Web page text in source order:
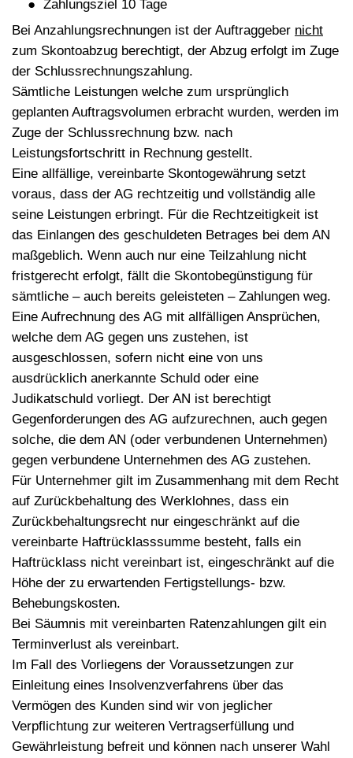
Zahlungsziel 10 Tage
Bei Anzahlungsrechnungen ist der Auftraggeber nicht
zum Skontoabzug berechtigt, der Abzug erfolgt im Zuge
der Schlussrechnungszahlung.
Sämtliche Leistungen welche zum ursprünglich
geplanten Auftragsvolumen erbracht wurden, werden im
Zuge der Schlussrechnung bzw. nach
Leistungsfortschritt in Rechnung gestellt.
Eine allfällige, vereinbarte Skontogewährung setzt
voraus, dass der AG rechtzeitig und vollständig alle
seine Leistungen erbringt. Für die Rechtzeitigkeit ist
das Einlangen des geschuldeten Betrages bei dem AN
maßgeblich. Wenn auch nur eine Teilzahlung nicht
fristgerecht erfolgt, fällt die Skontobegünstigung für
sämtliche – auch bereits geleisteten – Zahlungen weg.
Eine Aufrechnung des AG mit allfälligen Ansprüchen,
welche dem AG gegen uns zustehen, ist
ausgeschlossen, sofern nicht eine von uns
ausdrücklich anerkannte Schuld oder eine
Judikatschuld vorliegt. Der AN ist berechtigt
Gegenforderungen des AG aufzurechnen, auch gegen
solche, die dem AN (oder verbundenen Unternehmen)
gegen verbundene Unternehmen des AG zustehen.
Für Unternehmer gilt im Zusammenhang mit dem Recht
auf Zurückbehaltung des Werklohnes, dass ein
Zurückbehaltungsrecht nur eingeschränkt auf die
vereinbarte Haftrücklasssumme besteht, falls ein
Haftrücklass nicht vereinbart ist, eingeschränkt auf die
Höhe der zu erwartenden Fertigstellungs- bzw.
Behebungskosten.
Bei Säumnis mit vereinbarten Ratenzahlungen gilt ein
Terminverlust als vereinbart.
Im Fall des Vorliegens der Voraussetzungen zur
Einleitung eines Insolvenzverfahrens über das
Vermögen des Kunden sind wir von jeglicher
Verpflichtung zur weiteren Vertragserfüllung und
Gewährleistung befreit und können nach unserer Wahl